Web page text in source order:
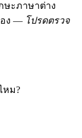
ะภาษาต่าง
อง — โปรดตรวจ
หม?